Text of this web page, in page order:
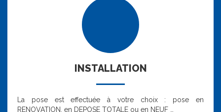
INSTALLATION
La pose est effectuée à votre choix : pose en
RENOVATION, en DEPOSE TOTALE ou en NEUF …